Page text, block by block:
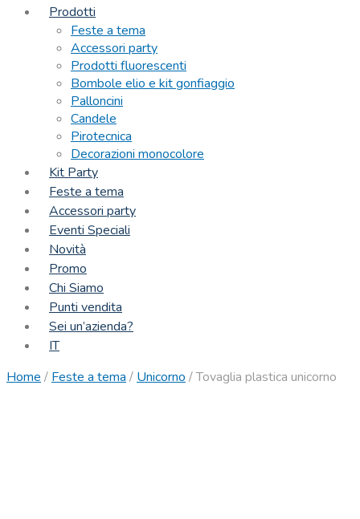
Prodotti
Feste a tema
Accessori party
Prodotti fluorescenti
Bombole elio e kit gonfiaggio
Palloncini
Candele
Pirotecnica
Decorazioni monocolore
Kit Party
Feste a tema
Accessori party
Eventi Speciali
Novità
Promo
Chi Siamo
Punti vendita
Sei un’azienda?
IT
Home / Feste a tema / Unicorno /Tovaglia plastica unicorno